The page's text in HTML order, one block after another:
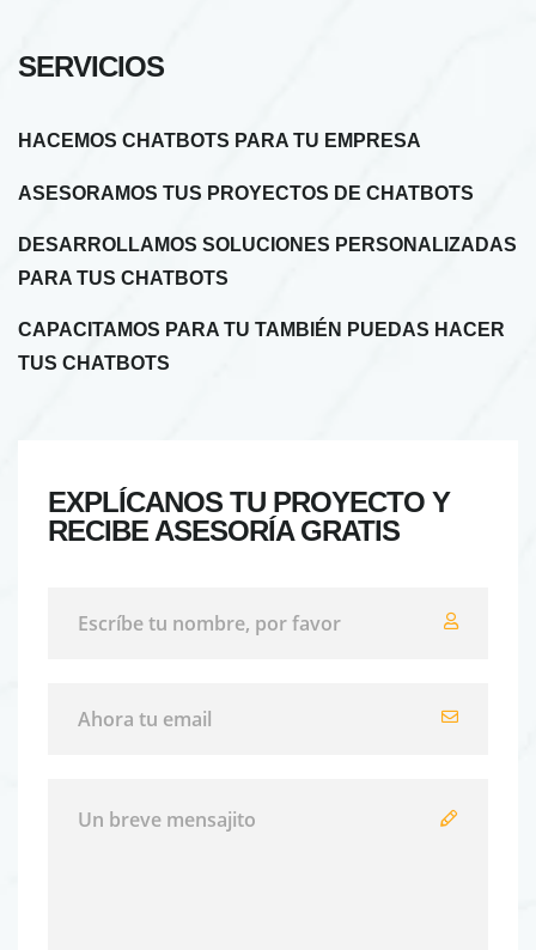
SERVICIOS
HACEMOS CHATBOTS PARA TU EMPRESA
ASESORAMOS TUS PROYECTOS DE CHATBOTS
DESARROLLAMOS SOLUCIONES PERSONALIZADAS
PARA TUS CHATBOTS
CAPACITAMOS PARA TU TAMBIÉN PUEDAS HACER
TUS CHATBOTS
EXPLÍCANOS TU PROYECTO Y
RECIBE ASESORÍA GRATIS